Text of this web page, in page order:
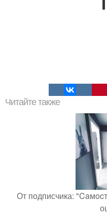
Читайте также
От подписчика: